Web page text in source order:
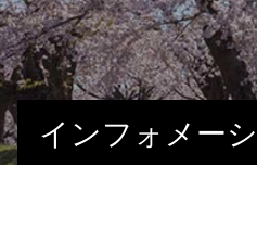
インフォメー